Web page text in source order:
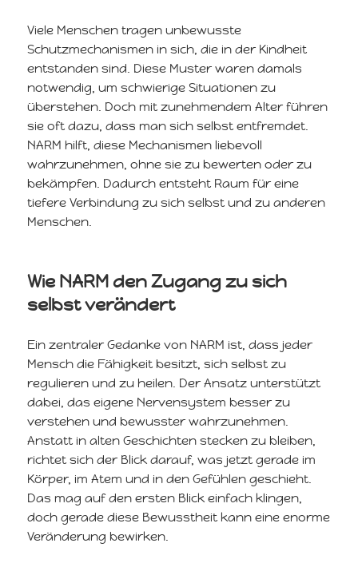
Viele Menschen tragen unbewusste
Schutzmechanismen in sich, die in der Kindheit
entstanden sind. Diese Muster waren damals
notwendig, um schwierige Situationen zu
überstehen. Doch mit zunehmendem Alter führen
sie oft dazu, dass man sich selbst entfremdet.
NARM hilft, diese Mechanismen liebevoll
wahrzunehmen, ohne sie zu bewerten oder zu
bekämpfen. Dadurch entsteht Raum für eine
tiefere Verbindung zu sich selbst und zu anderen
Menschen.
Wie NARM den Zugang zu sich
selbst verändert
Ein zentraler Gedanke von NARM ist, dass jeder
Mensch die Fähigkeit besitzt, sich selbst zu
regulieren und zu heilen. Der Ansatz unterstützt
dabei, das eigene Nervensystem besser zu
verstehen und bewusster wahrzunehmen.
Anstatt in alten Geschichten stecken zu bleiben,
richtet sich der Blick darauf, was jetzt gerade im
Körper, im Atem und in den Gefühlen geschieht.
Das mag auf den ersten Blick einfach klingen,
doch gerade diese Bewusstheit kann eine enorme
Veränderung bewirken.